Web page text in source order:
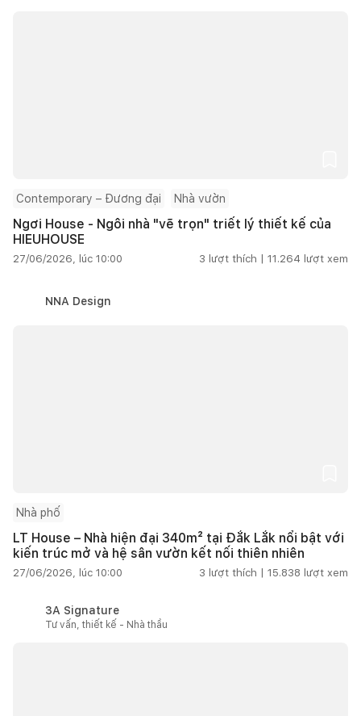
Contemporary – Đương đại Nhà vườn
Ngơi House - Ngôi nhà "vẽ trọn" triết lý thiết kế của
HIEUHOUSE
27/06/2026, lúc 10:00 3 lượt thích | 11.264 lượt xem
NNA Design
Nhà phố
LT House – Nhà hiện đại 340m² tại Đắk Lắk nổi bật với
kiến trúc mở và hệ sân vườn kết nối thiên nhiên
27/06/2026, lúc 10:00 3 lượt thích | 15.838 lượt xem
3A Signature
Tư vấn, thiết kế - Nhà thầu